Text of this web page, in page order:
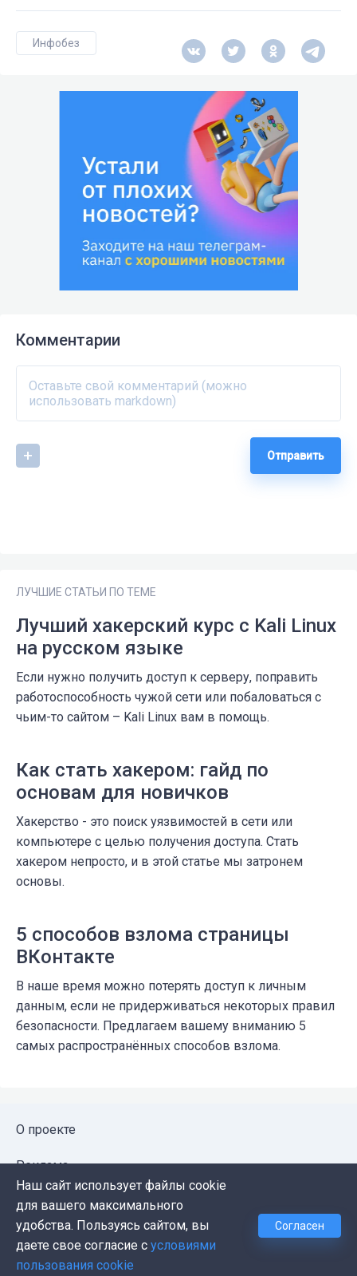
Инфобез
Комментарии
Отправить
ЛУЧШИЕ СТАТЬИ ПО ТЕМЕ
Лучший хакерский курс с Kali Linux
на русском языке
Если нужно получить доступ к серверу, поправить
работоспособность чужой сети или побаловаться с
чьим-то сайтом – Kali Linux вам в помощь.
Как стать хакером: гайд по
основам для новичков
Хакерство - это поиск уязвимостей в сети или
компьютере с целью получения доступа. Стать
хакером непросто, и в этой статье мы затронем
основы.
5 способов взлома страницы
ВКонтакте
В наше время можно потерять доступ к личным
данным, если не придерживаться некоторых правил
безопасности. Предлагаем вашему вниманию 5
самых распространённых способов взлома.
О проекте
Реклама
Публичная оферта
Политика конфиденциальности
Наш сайт использует файлы cookie
для вашего максимального
удобства. Пользуясь сайтом, вы
даете свое согласие с условиями
пользования cookie
Согласен